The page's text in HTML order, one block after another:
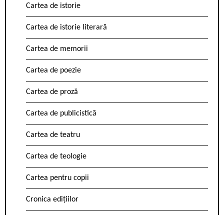
Cartea de istorie
Cartea de istorie literară
Cartea de memorii
Cartea de poezie
Cartea de proză
Cartea de publicistică
Cartea de teatru
Cartea de teologie
Cartea pentru copii
Cronica edițiilor